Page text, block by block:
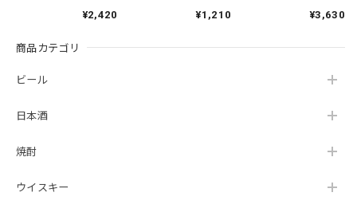
商品カテゴリ
ビール
日本酒
焼酎
ウイスキー
る からくち 清¥2,420
酒 成政酒造 日本
¥1,210 ¥3,630